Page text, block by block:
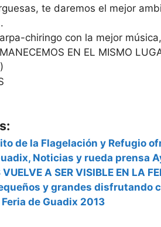
te daremos el mejor
chiringo con la mejor
EN EL MISMO
de la Flagelación y Refugio
Noticias y rueda prensa
A SER VISIBLE EN LA
y grandes disfrutando
de Guadix 2013